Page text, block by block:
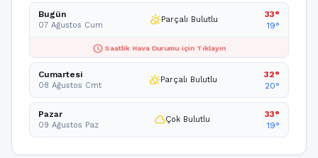
Bugün
07 Ağustos Cum partly_cloudy_dayParçalı Bulutlu
33°
19°
schedule Saatlik Hava Durumu için Tıklayın
Cumartesi
08 Ağustos Cmt partly_cloudy_dayParçalı Bulutlu
32°
20°
Pazar
09 Ağustos Paz cloudÇok Bulutlu
33°
19°